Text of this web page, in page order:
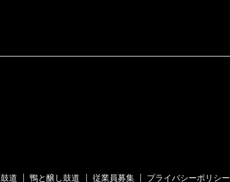
鼓道 鴨と醸し鼓道 従業員募集 プライバシーポリシー